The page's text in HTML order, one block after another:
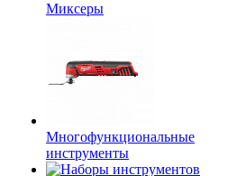
Миксеры
Многофункциональные
инструменты